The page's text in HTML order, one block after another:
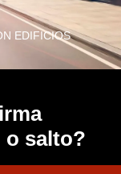
EDIFICIOS
salto?